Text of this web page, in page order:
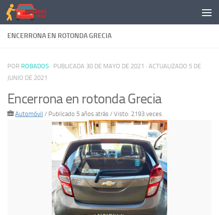
Saltar al contenido
ENCERRONA EN ROTONDA GRECIA
POR ROBADOS · PUBLICADA 30 DE MAYO DE 2021 · ACTUALIZADO 5 DE
JUNIO DE 2021
Encerrona en rotonda Grecia
Automóvil / Publicado 5 años atrás / Visto: 2193 veces